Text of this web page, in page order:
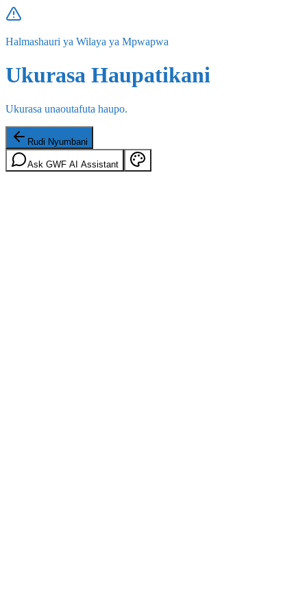
Halmashauri ya Wilaya ya Mpwapwa
Ukurasa Haupatikani
Ukurasa unaoutafuta haupo.
Rudi Nyumbani
Ask GWF AI Assistant